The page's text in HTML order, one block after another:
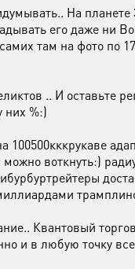
На планете
его даже ни
там на фото по
.. И оставьте
них %:)
100500кккрукаве
можно воткнуть:)
Квантовый
и в любую точку